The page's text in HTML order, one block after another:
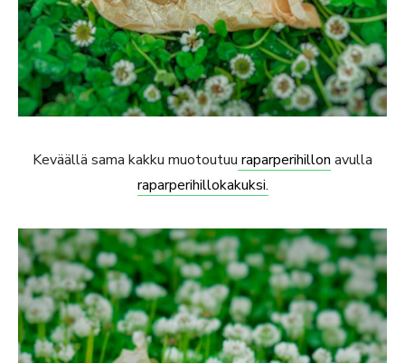
Keväällä sama kakku muotoutuu raparperihillon avulla
raparperihillokakuksi.